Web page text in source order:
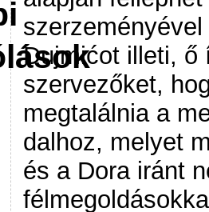
Dujmićot illeti, ő
szervezőket,
megtalálnia a
dalhoz, melyet
és a Dora iránt